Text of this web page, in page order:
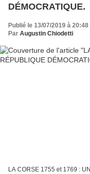
DÉMOCRATIQUE.
Publié le 13/07/2019 à 20:48
Par Augustin Chiodetti
LA CORSE 1755 et 1769 :